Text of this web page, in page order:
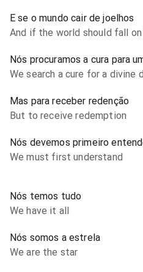
E se o mundo cair de joelhos
And if the world should fall
Nós procuramos a cura para
We search a cure for a divine
Mas para receber redenção
But to receive redemption
Nós devemos primeiro
We must first understand
Nós temos tudo
We have it all
Nós somos a estrela
We are the star